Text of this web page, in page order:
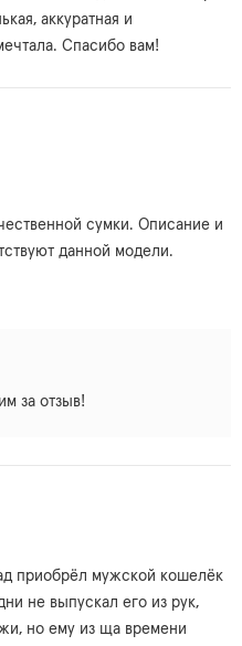
аккуратная и
Спасибо вам!
сумки. Описание и
данной модели.
за отзыв!
приобрёл мужской кошелёк
не выпускал его из рук,
но ему из ща времени